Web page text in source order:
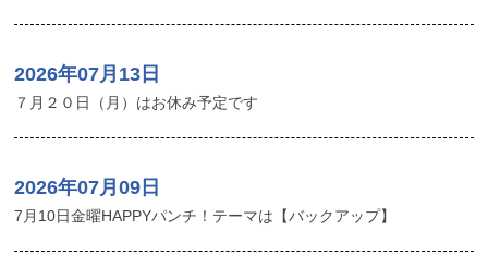
2026年07月13日
７月２０日（月）はお休み予定です
2026年07月09日
7月10日金曜HAPPYパンチ！テーマは【バックアップ】